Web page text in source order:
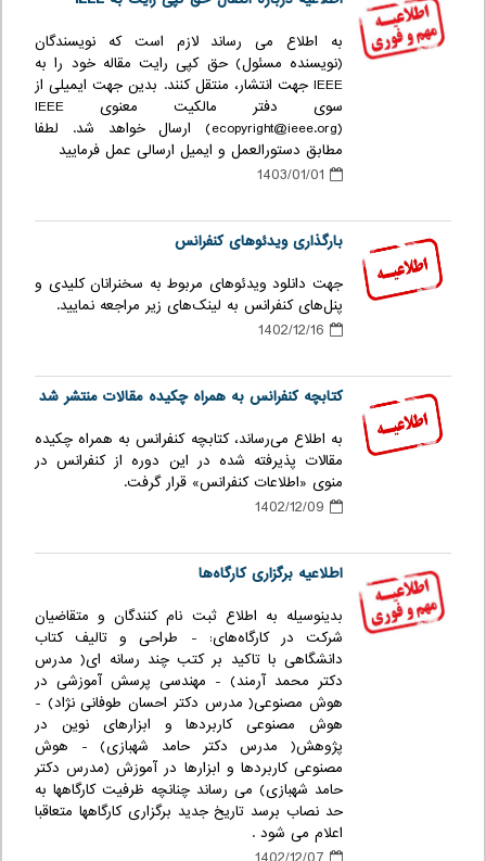
به اطلاع می رساند لازم است که نویسندگان
(نویسنده مسئول) حق کپی رایت مقاله خود را به
IEEE جهت انتشار، منتقل کنند. بدین جهت ایمیلی از
سوی دفتر مالکیت معنوی IEEE
(ecopyright@ieee.org) ارسال خواهد شد. لطفا
مطابق دستورالعمل و ایمیل ارسالی عمل فرمایید
بارگذاری ویدئوهای کنفرانس
جهت دانلود ویدئوهای مربوط به سخنرانان کلیدی و
پنل‌های کنفرانس به لینک‌های زیر مراجعه نمایید.
کتابچه کنفرانس به همراه چکیده مقالات منتشر شد
به اطلاع می‌رساند، کتابچه کنفرانس به همراه چکیده
مقالات پذیرفته شده در این دوره از کنفرانس در
منوی «اطلاعات کنفرانس» قرار گرفت.
اطلاعیه برگزاری کارگاه‌ها
بدینوسیله به اطلاع ثبت نام کنندگان و متقاضیان
شرکت در کارگاه‌های: - طراحی و تالیف کتاب
دانشگاهی با تاکید بر کتب چند رسانه ای( مدرس
دکتر محمد آرمند) - مهندسی پرسش آموزشی در
هوش مصنوعی( مدرس دکتر احسان طوفانی نژاد) -
هوش مصنوعی کاربردها و ابزارهای نوین در
پژوهش( مدرس دکتر حامد شهبازی) - هوش
مصنوعی کاربردها و ابزارها در آموزش (مدرس دکتر
حامد شهبازی) می رساند چنانچه ظرفیت کارگاهها به
حد نصاب برسد تاریخ جدید برگزاری کارگاهها متعاقبا
اعلام می شود .